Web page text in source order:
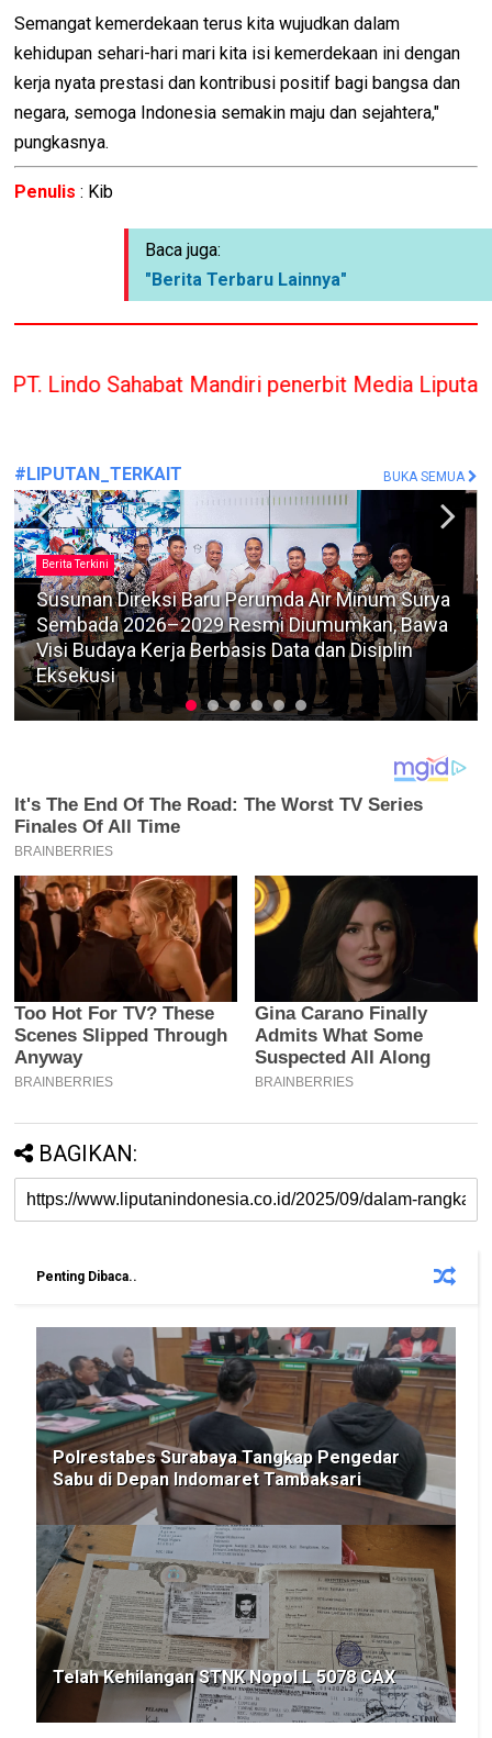
Semangat kemerdekaan terus kita wujudkan dalam
kehidupan sehari-hari mari kita isi kemerdekaan ini dengan
kerja nyata prestasi dan kontribusi positif bagi bangsa dan
negara, semoga Indonesia semakin maju dan sejahtera,"
pungkasnya.
Penulis : Kib
Baca juga:
"Berita Terbaru Lainnya"
Mandiri penerbit Media Liputan Indonesia
#LIPUTAN_TERKAIT BUKA SEMUA
Berita Terkini
Timbun dan Perdagangkan Solar Subsidi dengan
Tangki Modifikasi, Bagus Diadili
BAGIKAN:
Penting Dibaca..
Polrestabes Surabaya Tangkap Pengedar
Sabu di Depan Indomaret Tambaksari
Telah Kehilangan STNK Nopol L 5078 CAX